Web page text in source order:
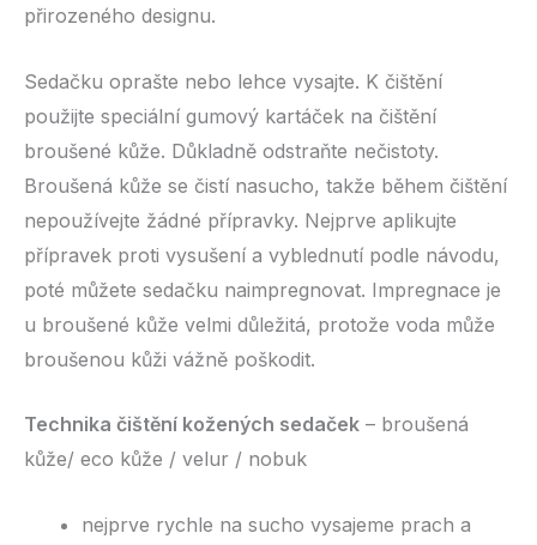
přirozeného designu.
Sedačku oprašte nebo lehce vysajte. K čištění
použijte speciální gumový kartáček na čištění
broušené kůže. Důkladně odstraňte nečistoty.
Broušená kůže se čistí nasucho, takže během čištění
nepoužívejte žádné přípravky. Nejprve aplikujte
přípravek proti vysušení a vyblednutí podle návodu,
poté můžete sedačku naimpregnovat. Impregnace je
u broušené kůže velmi důležitá, protože voda může
broušenou kůži vážně poškodit.
Technika čištění kožených sedaček – broušená
kůže/ eco kůže / velur / nobuk
nejprve rychle na sucho vysajeme prach a